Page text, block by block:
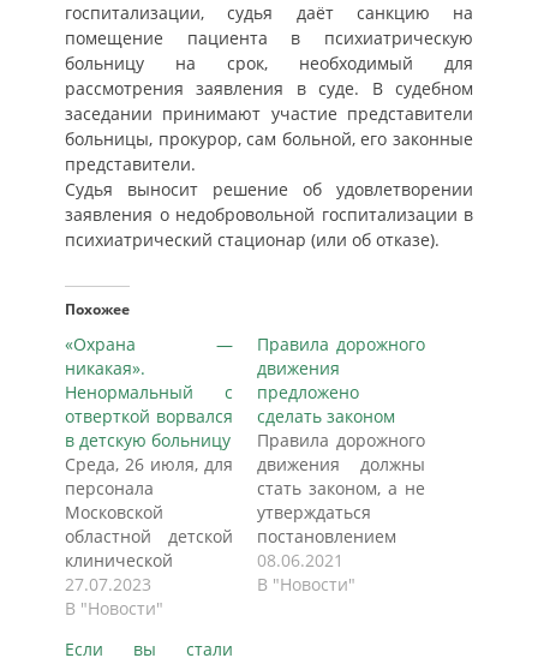
госпитализации, судья даёт санкцию на
помещение пациента в психиатрическую
больницу на срок, необходимый для
рассмотрения заявления в суде. В судебном
заседании принимают участие представители
больницы, прокурор, сам больной, его законные
представители.
Судья выносит решение об удовлетворении
заявления о недобровольной госпитализации в
психиатрический стационар (или об отказе).
Похожее
«Охрана —
никакая».
Ненормальный с
отверткой ворвался
в детскую больницу
Среда, 26 июля, для
персонала
Московской
областной детской
клинической
травматолого-
ортопедической
27.07.2023
В "Новости"
Правила дорожного
движения
предложено
сделать законом
Правила дорожного
движения должны
стать законом, а не
утверждаться
постановлением
правительства.
Инвалиды должны
08.06.2021
В "Новости"
Если вы стали